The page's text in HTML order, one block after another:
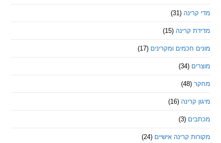
(31)
קרינה (15)
חכמים ומקרינים (17)
(16)
קרינה אישיים (24)